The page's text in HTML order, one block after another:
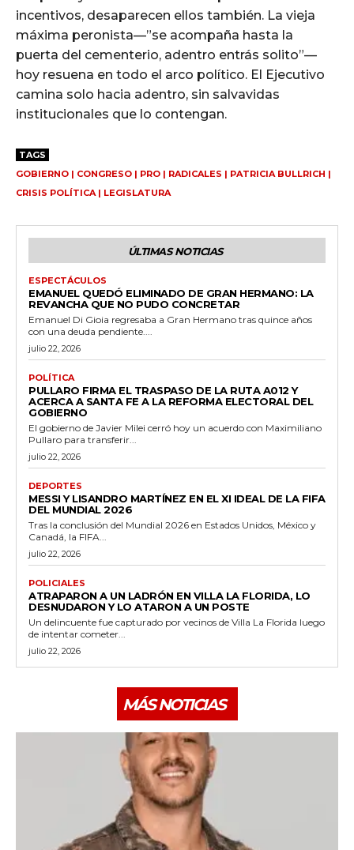
incentivos, desaparecen ellos también. La vieja
máxima peronista—”se acompaña hasta la
puerta del cementerio, adentro entrás solito”—
hoy resuena en todo el arco político. El Ejecutivo
camina solo hacia adentro, sin salvavidas
institucionales que lo contengan.
TAGS
GOBIERNO | CONGRESO | PRO | RADICALES | PATRICIA BULLRICH |
CRISIS POLÍTICA | LEGISLATURA
ÚLTIMAS NOTICIAS
ESPECTÁCULOS
EMANUEL QUEDÓ ELIMINADO DE GRAN HERMANO: LA
REVANCHA QUE NO PUDO CONCRETAR
Emanuel Di Gioia regresaba a Gran Hermano tras quince años
con una deuda pendiente....
julio 22, 2026
POLÍTICA
PULLARO FIRMA EL TRASPASO DE LA RUTA A012 Y
ACERCA A SANTA FE A LA REFORMA ELECTORAL DEL
GOBIERNO
El gobierno de Javier Milei cerró hoy un acuerdo con Maximiliano
Pullaro para transferir...
julio 22, 2026
DEPORTES
MESSI Y LISANDRO MARTÍNEZ EN EL XI IDEAL DE LA FIFA
DEL MUNDIAL 2026
Tras la conclusión del Mundial 2026 en Estados Unidos, México y
Canadá, la FIFA...
julio 22, 2026
POLICIALES
ATRAPARON A UN LADRÓN EN VILLA LA FLORIDA, LO
DESNUDARON Y LO ATARON A UN POSTE
Un delincuente fue capturado por vecinos de Villa La Florida luego
de intentar cometer...
julio 22, 2026
MÁS NOTICIAS